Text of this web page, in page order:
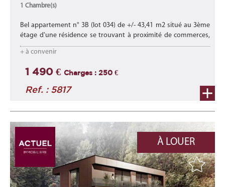
1 Chambre(s)
Bel appartement n° 3B (lot 034) de +/- 43,41 m2 situé au 3ème
étage d'une résidence se trouvant à proximité de commerces,
d'écoles, des transports en commun et proche des axes
autoroutiers.
+ à convenir
1 490 € Charges : 250 €
Ref. : 5817
À LOUER